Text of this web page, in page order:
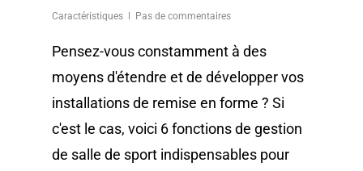
Caractéristiques Pas de commentaires
Pensez-vous constamment à des
moyens d'étendre et de développer vos
installations de remise en forme ? Si
c'est le cas, voici 6 fonctions de gestion
de salle de sport indispensables pour